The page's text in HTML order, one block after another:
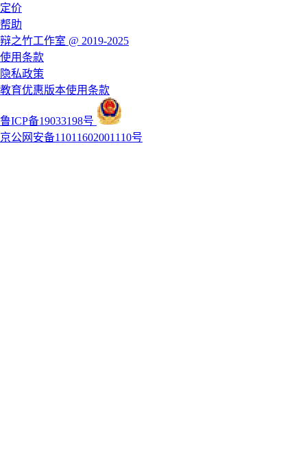
定价
帮助
辩之竹工作室 @ 2019-2025
使用条款
隐私政策
教育优惠版本使用条款
鲁ICP备19033198号
京公网安备11011602001110号